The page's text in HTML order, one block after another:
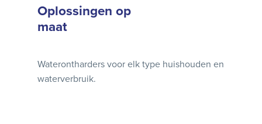
Oplossingen op
maat
Waterontharders voor elk type huishouden en
waterverbruik.